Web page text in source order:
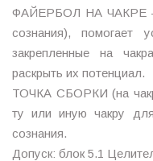
ФАЙЕРБОЛ НА ЧАКРЕ –
сознания), помогает
закрепленные на
раскрыть их потенциал.
ТОЧКА СБОРКИ (на
ту или иную чакру
сознания.
Допуск: блок 5.1